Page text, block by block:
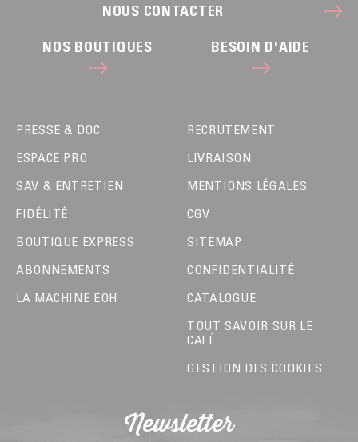
NOUS CONTACTER
NOS BOUTIQUES BESOIN D'AIDE
PRESSE & DOC
ESPACE PRO
SAV & ENTRETIEN
FIDÉLITÉ
BOUTIQUE EXPRESS
ABONNEMENTS
LA MACHINE EOH
RECRUTEMENT
LIVRAISON
MENTIONS LÉGALES
CGV
SITEMAP
CONFIDENTIALITÉ
CATALOGUE
TOUT SAVOIR SUR LE
CAFÉ
GESTION DES COOKIES
Newsletter